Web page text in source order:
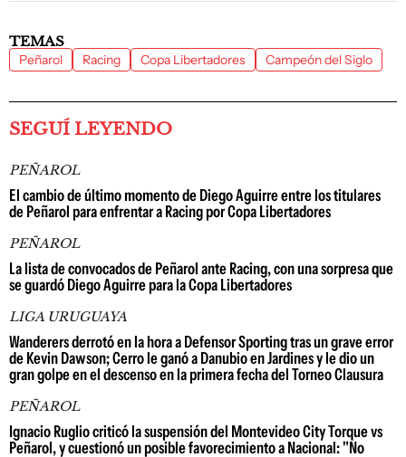
TEMAS
Peñarol Racing Copa Libertadores Campeón del Siglo
SEGUÍ LEYENDO
PEÑAROL
El cambio de último momento de Diego Aguirre entre los titulares
de Peñarol para enfrentar a Racing por Copa Libertadores
PEÑAROL
La lista de convocados de Peñarol ante Racing, con una sorpresa que
se guardó Diego Aguirre para la Copa Libertadores
LIGA URUGUAYA
Wanderers derrotó en la hora a Defensor Sporting tras un grave error
de Kevin Dawson; Cerro le ganó a Danubio en Jardines y le dio un
gran golpe en el descenso en la primera fecha del Torneo Clausura
PEÑAROL
Ignacio Ruglio criticó la suspensión del Montevideo City Torque vs
Peñarol, y cuestionó un posible favorecimiento a Nacional: "No